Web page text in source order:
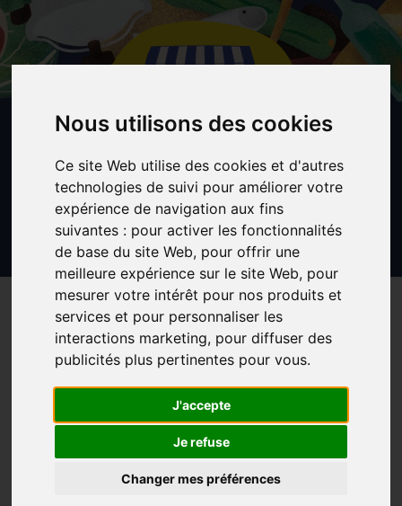
Nous utilisons des cookies
Ce site Web utilise des cookies et d'autres
technologies de suivi pour améliorer votre
expérience de navigation aux fins
suivantes : pour activer les fonctionnalités
de base du site Web, pour offrir une
meilleure expérience sur le site Web, pour
mesurer votre intérêt pour nos produits et
services et pour personnaliser les
interactions marketing, pour diffuser des
publicités plus pertinentes pour vous.
J'accepte
Je refuse
Changer mes préférences
Aller
au
contenu
principal
VENTE DE PLANTS À NANCY